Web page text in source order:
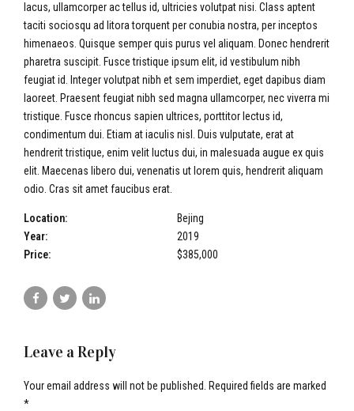
lacus, ullamcorper ac tellus id, ultricies volutpat nisi. Class aptent
taciti sociosqu ad litora torquent per conubia nostra, per inceptos
himenaeos. Quisque semper quis purus vel aliquam. Donec hendrerit
pharetra suscipit. Fusce tristique ipsum elit, id vestibulum nibh
feugiat id. Integer volutpat nibh et sem imperdiet, eget dapibus diam
laoreet. Praesent feugiat nibh sed magna ullamcorper, nec viverra mi
tristique. Fusce rhoncus sapien ultrices, porttitor lectus id,
condimentum dui. Etiam at iaculis nisl. Duis vulputate, erat at
hendrerit tristique, enim velit luctus dui, in malesuada augue ex quis
elit. Maecenas libero dui, venenatis ut lorem quis, hendrerit aliquam
odio. Cras sit amet faucibus erat.
Location:
Bejing
Year:
2019
Price:
$385,000
Leave a Reply
Your email address will not be published. Required fields are marked
*